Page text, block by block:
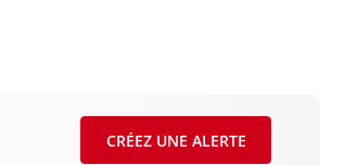
CRÉEZ UNE ALERTE